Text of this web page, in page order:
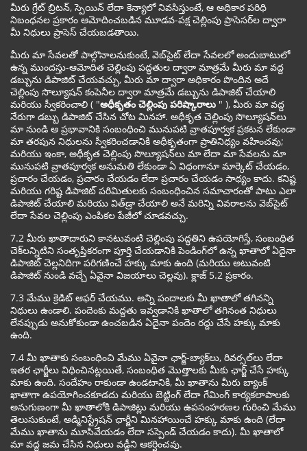
మీరు గ్రేట్ బ్రిటన్, స్పెయిన్ లేదా కెన్యాలో నివసిస్తుంటే, ఆ అధికార పరిధి
నిబంధనల ప్రకారం ఆమోదించబడిన మూడవ-పక్ష చెల్లింపు ప్రాసెసర్‌ల ద్వారా
మీ నిధులు ప్రాసెస్ చేయబడతాయి.
మీరు మా సేవలతో పాల్గొనాలనుకుంటే, వెబ్‌సైట్ లేదా సేవలలో అందుబాటులో
ఉన్న ముందస్తు-ఆమోదిత చెల్లింపు పద్ధతుల ద్వారా మాత్రమే మీరు మా వద్ద
డబ్బును డిపాజిట్ చేయవచ్చు, మీరు మా ద్వారా అధికారం పొందిన అదే
చెల్లింపు సొల్యూషన్ కంపెనీల ద్వారా మాత్రమే డబ్బును డిపాజిట్ చేయాలి
మరియు స్వీకరించాలి ( "అధీకృతం చెల్లింపు పరిష్కారాలు " ), మీరు మా వద్ద
నేరుగా డబ్బు డిపాజిట్ చేసిన చోట మినహా. అధీకృత చెల్లింపు సొల్యూషన్‌లు
మా నుండి ఆ ప్రభావానికి సంబంధించి మునుపటి వ్రాతపూర్వక ప్రకటన లేకుండా
మా తరపున నిధులను స్వీకరించడానికి అధీకృతంగా ప్రాతినిధ్యం వహించవు;
మరియు ఇంకా, అధీకృత చెల్లింపు సొల్యూషన్‌లు మా లేదా మా సేవలను మా
మునుపటి వ్రాతపూర్వక అనుమతి లేకుండా ఏ విధంగానూ మార్కెట్ చేయడం,
ప్రచారం చేయడం, ప్రచారం చేయడం లేదా ప్రచారం చేయడం సాధ్యం కాదు. కనిష్ట
మరియు గరిష్ట డిపాజిట్ పరిమితులకు సంబంధించిన సమాచారంతో పాటు ఎలా
డిపాజిట్ చేయాలి మరియు విత్‌డ్రా చేయాలి అనే మరిన్ని వివరాలను వెబ్‌సైట్
లేదా సేవల చెల్లింపు ఎంపికల పేజీలో చూడవచ్చు.
7.2 మీరు ఖాతాదారుని కానటువంటి చెల్లింపు పద్ధతిని ఉపయోగిస్తే, సంబంధిత
చెక్‌లన్నిటిని సంతృప్తికరంగా పూర్తి చేయడానికి పెండింగ్‌లో ఉన్న ఖాతాలో ఏదైనా
డిపాజిట్ చెల్లనిదిగా పరిగణించే హక్కు మాకు ఉంది (మరియు అటువంటి
డిపాజిట్ నుండి వచ్చే ఏవైనా విజయాలు చెల్లవు). క్లాజ్ 5.2 ప్రకారం.
7.3 మేము క్రెడిట్ ఆఫర్ చేయము. అన్ని పందాలకు మీ ఖాతాలో తగినన్ని
నిధులు ఉండాలి. పందెంకు మద్దతు ఇవ్వడానికి ఖాతాలో తగినంత నిధులు
లేనప్పుడు అనుకోకుండా ఉంచబడిన ఏదైనా పందెం రద్దు చేసే హక్కు మాకు
ఉంది.
7.4 మీ ఖాతాకు సంబంధించి మేము ఏవైనా ఛార్జ్-బ్యాక్‌లు, రివర్సల్‌లు లేదా
ఇతర ఛార్జీలు విధించినట్లయితే, సంబంధిత మొత్తాలకు మీకు ఛార్జ్ చేసే హక్కు
మాకు ఉంది. సందేహం రాకుండా ఉండటానికి, మీ ఖాతాను మీరు బ్యాంక్
ఖాతాగా ఉపయోగించకూడదు మరియు బెట్టింగ్ లేదా గేమింగ్ కార్యకలాపాలకు
అనుగుణంగా మీ ఖాతాలోకి డిపాజిట్లు మరియు ఉపసంహరణల గురించి మేము
తెలుసుకుంటే, అడ్మినిస్ట్రేషన్ ఛార్జీని మినహాయించే హక్కు మాకు ఉంది (లేదా
మేము ఖాతాను మూసివేయడం లేదా సస్పెండ్ చేయడం కాదు). మీ ఖాతాలో
మా వద్ద జమ చేసిన నిధులు వడ్డీని ఆకర్షించవు.